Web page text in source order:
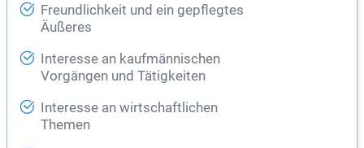
Freundlichkeit und ein gepflegtes
Äußeres
Interesse an kaufmännischen
Vorgängen und Tätigkeiten
Interesse an wirtschaftlichen
Themen